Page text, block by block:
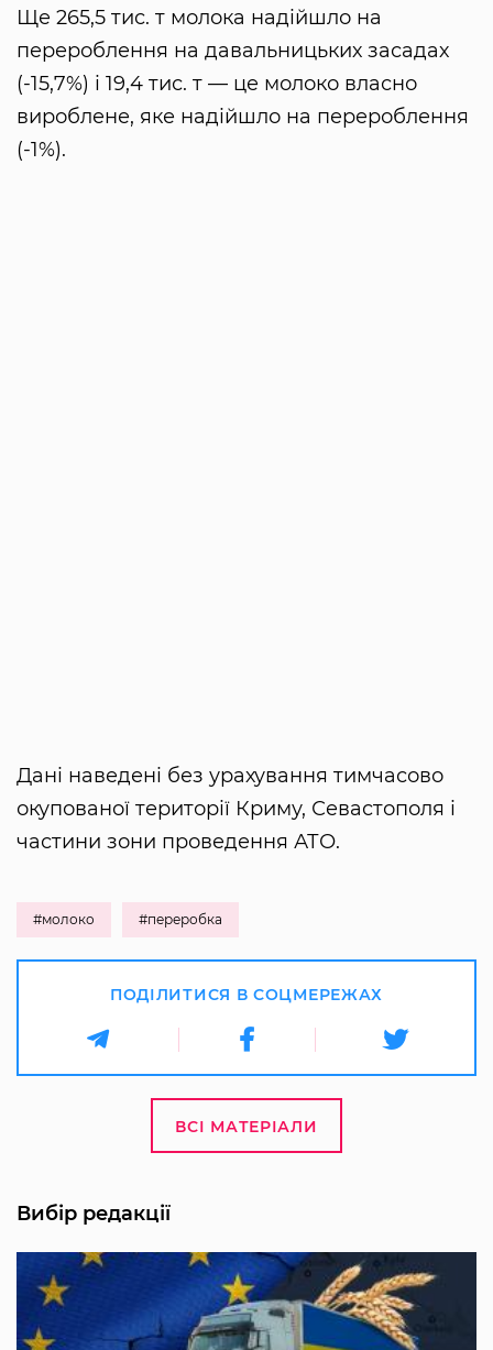
Ще 265,5 тис. т молока надійшло на
перероблення на давальницьких засадах
(-15,7%) і 19,4 тис. т — це молоко власно
вироблене, яке надійшло на перероблення
(-1%).
Дані наведені без урахування тимчасово
окупованої території Криму, Севастополя і
частини зони проведення АТО.
#молоко #переробка
ПОДІЛИТИСЯ В СОЦМЕРЕЖАХ
ВСІ МАТЕРІАЛИ
Вибір редакції